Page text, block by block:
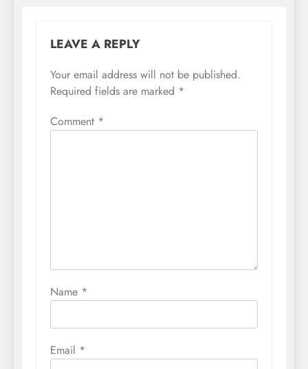
LEAVE A REPLY
Your email address will not be published.
Required fields are marked *
Comment *
Name *
Email *